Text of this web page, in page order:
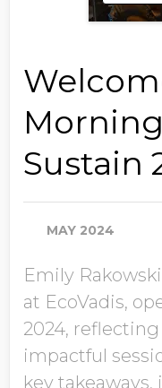
Nome
Azienda
Sustain
MAY 2024
Emily
at EcoVadis,
2024,
impactful
key